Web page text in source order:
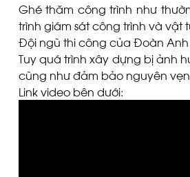
Ghé thăm công trình như
trình giám sát công trình và vật
Đội ngũ thi công của Đoàn
Tuy quá trình xây dựng bị ảnh
cũng như đảm bảo nguyên
Link video bên dưới: